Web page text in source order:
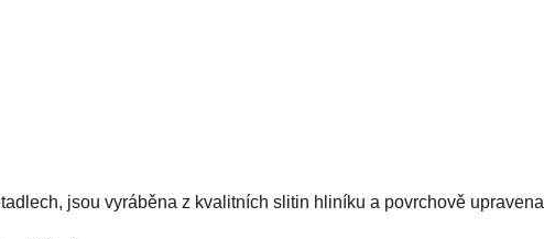
jsou vyráběna z kvalitních slitin hliníku a povrchově upravena